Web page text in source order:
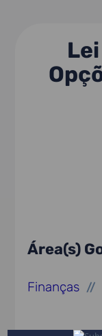
Área(s)
Finanças //